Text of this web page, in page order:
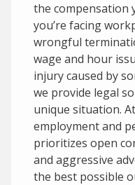
the compensation
you’re facing
wrongful
wage and hour
injury caused by
we provide legal
unique situation.
employment and
prioritizes open
and aggressive
the best possible